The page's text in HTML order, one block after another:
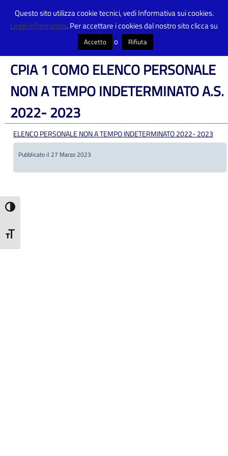
Attiva/disattiva alto contrasto
Attiva/disattiva dimensione testo
Centro Provinciale Istruzione Adulti>Amministrazione Trasparente>
Personale non a tempo indeterminato
CPIA 1 COMO ELENCO PERSONALE
NON A TEMPO INDETERMINATO A.S. 2022- 2023
CPIA 1 COMO ELENCO PERSONALE
NON A TEMPO INDETERMINATO A.S.
2022- 2023
ELENCO PERSONALE NON A TEMPO INDETERMINATO 2022- 2023
Pubblicato il 27 Marzo 2023
Questo sito utilizza cookie tecnici, vedi Informativa sui cookies.
Leggi Informativa. Per accettare i cookies dal nostro sito clicca su
Accetto o Rifiuta